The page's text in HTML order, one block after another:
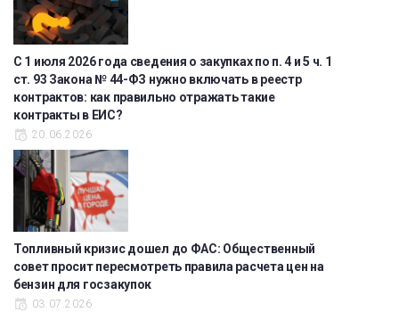
С 1 июля 2026 года сведения о закупках по п. 4 и 5 ч. 1
ст. 93 Закона № 44-ФЗ нужно включать в реестр
контрактов: как правильно отражать такие
контракты в ЕИС?
20.06.2026
Топливный кризис дошел до ФАС: Общественный
совет просит пересмотреть правила расчета цен на
бензин для госзакупок
03.07.2026